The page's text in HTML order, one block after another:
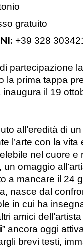
gratuito
+39 328
partecipazione
la prima tappa
il 19
all’eredità di
l’arte con la vita
nel cuore e
omaggio
a mancare il 24
nasce dal
in cui ha
amici
” ancora oggi
brevi testi,